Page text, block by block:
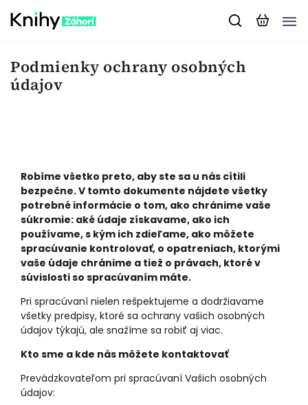
Podmienky ochrany osobných
údajov
Robíme všetko preto, aby ste sa u nás cítili
bezpečne. V tomto dokumente nájdete všetky
potrebné informácie o tom, ako chránime vaše
súkromie: aké údaje získavame, ako ich
používame, s kým ich zdieľame, ako môžete
spracúvanie kontrolovať, o opatreniach, ktorými
vaše údaje chránime a tiež o právach, ktoré v
súvislosti so spracúvaním máte.
Pri spracúvaní nielen rešpektujeme a dodržiavame
všetky predpisy, ktoré sa ochrany vašich osobných
údajov týkajú, ale snažíme sa robiť aj viac.
Kto sme a kde nás môžete kontaktovať
Prevádzkovateľom pri spracúvaní Vašich osobných
údajov: